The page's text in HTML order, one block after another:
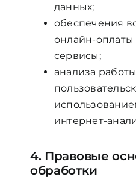
данных;
обеспечения
онлайн-оплаты
сервисы;
анализа
интернет-
4. Правовые
обработки